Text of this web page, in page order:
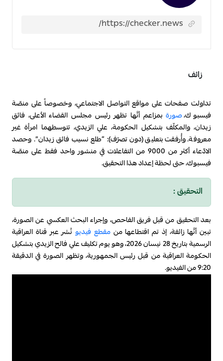
زائف
تداولت صفحات على مواقع التواصل الاجتماعي، وخصوصاً على منصّة
فيسبوك،صورةبمزاعم أنَّها تظهر رئيس مجلس القضاء الأعلى، فائق
زيدان، والمكلّف بتشكيل الحكومة، علي الزيدي، تتوسطهما امرأة غير
معروفة. وأُرفقت بتعليق(دون تصرّف): “طلع نسيب فائق زيدان”. وحصد
الادّعاء أكثر من 9000 من التفاعلات في منشور واحد فقط على منصّة
فيسبوك، حتى لحظة إعداد هذا التحقيق.
التحقيق :
بعد التحقيق من قبل فريق الفاحص، وإجراء البحث العكسي عن الصورة،
تبين أنَّها زائفة، إذ تم اقتطاعها من مقطع فيديو نُشر عبر قناة العراقية
الرسمية بتاريخ 28 نيسان 2026، وهو يوم تكليف علي فالح الزيدي بتشكيل
الحكومة العراقية من قبل رئيس الجمهورية، وتظهر الصورة في الدقيقة
9:20 من الفيديو.